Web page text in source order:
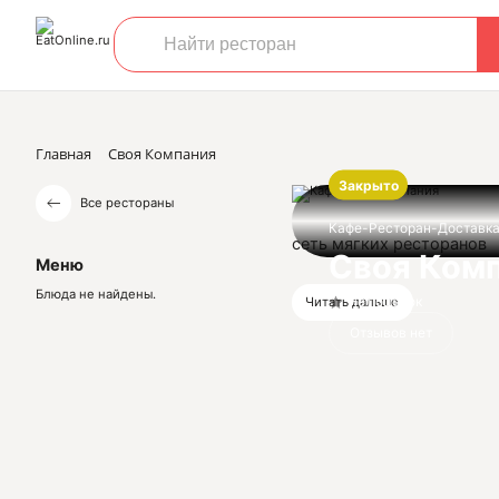
Главная Своя Компания
Все рестораны
Меню
Блюда не найдены.
Закрыто
Кафе-Ресторан-Доставка
Своя
Нет оценок
сеть мягких ресторанов
Читать дальше